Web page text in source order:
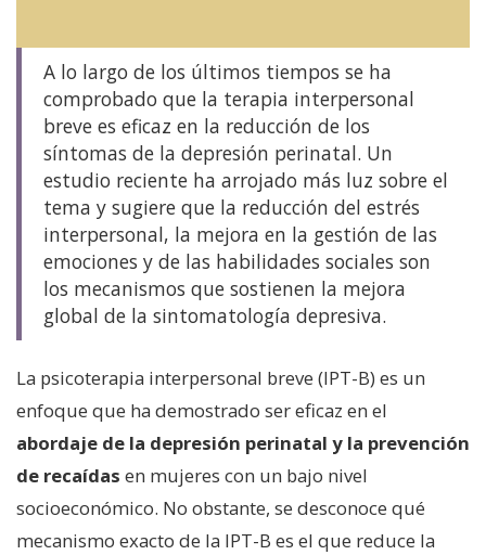
A lo largo de los últimos tiempos se ha
comprobado que la terapia interpersonal
breve es eficaz en la reducción de los
síntomas de la depresión perinatal. Un
estudio reciente ha arrojado más luz sobre el
tema y sugiere que la reducción del estrés
interpersonal, la mejora en la gestión de las
emociones y de las habilidades sociales son
los mecanismos que sostienen la mejora
global de la sintomatología depresiva.
La psicoterapia interpersonal breve (IPT-B) es un
enfoque que ha demostrado ser eficaz en el
abordaje de la depresión perinatal y la prevención
de recaídas en mujeres con un bajo nivel
socioeconómico. No obstante, se desconoce qué
mecanismo exacto de la IPT-B es el que reduce la